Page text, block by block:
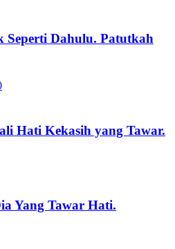
Seperti Dahulu. Patutkah
Hati Kekasih yang Tawar.
Yang Tawar Hati.